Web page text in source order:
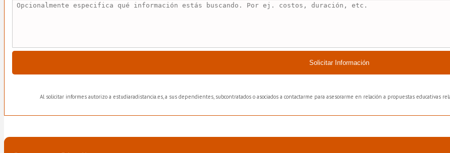
Solicitar Información
Al solicitar informes autorizo a estudiaradistancia.es, a sus dependientes, subcontratados o asociados a contactarme para asesorarme en relación a propuestas